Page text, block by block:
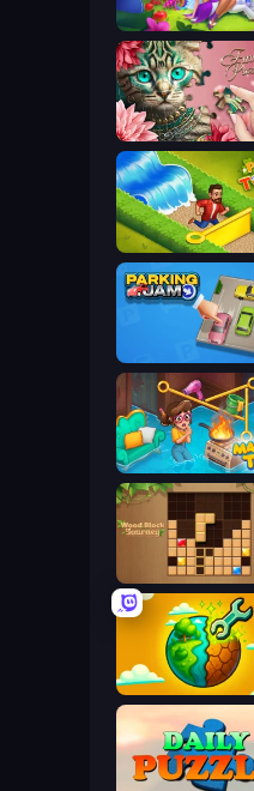
Favorite Puzzles
Park Town
Wood Block Journey